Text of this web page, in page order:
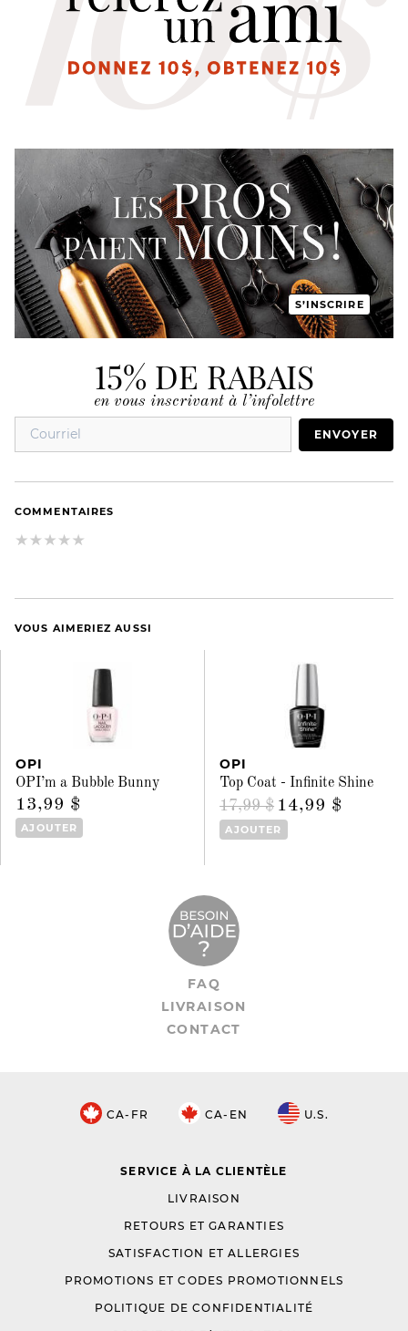
S’INSCRIRE
15% DE RABAIS
en vous inscrivant à l’infolettre
ENVOYER
COMMENTAIRES
VOUS AIMERIEZ AUSSI
OPI
OPI’m a ​Bubble Bunny
13,99 $
AJOUTER
OPI
Top Coat - Infinite Shine
17,99 $ 14,99 $
AJOUTER
FAQ
LIVRAISON
CONTACT
CA-FR CA-EN U.S.
SERVICE À LA CLIENTÈLE
LIVRAISON
RETOURS ET GARANTIES
SATISFACTION ET ALLERGIES
PROMOTIONS ET CODES PROMOTIONNELS
POLITIQUE DE CONFIDENTIALITÉ